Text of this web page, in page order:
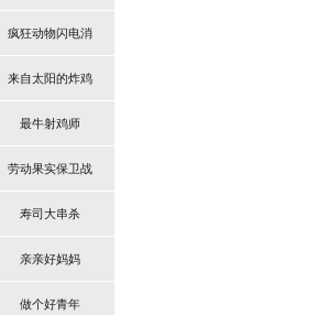
疯狂动物闪电消
来自太阳的炸鸡
最牛射鸡师
劳动果实保卫战
寿司大串杀
亲亲好妈妈
做个好青年